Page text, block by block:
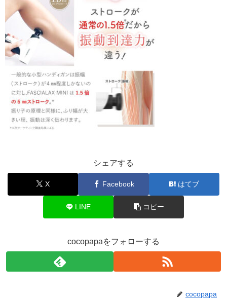
シェアする
X Facebook はてブ
LINE コピー
cocopapaをフォローする
cocopapa